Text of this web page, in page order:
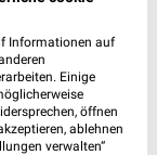
Informationen auf
Einige
öffnen
ablehnen
verwalten“